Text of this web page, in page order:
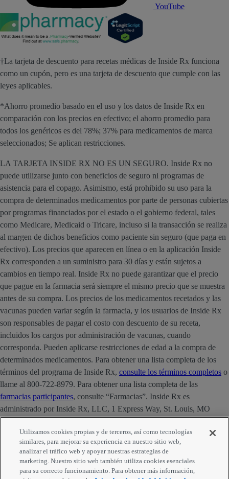
YouTube
†La tarjeta de descuento para recetas médicas de Inside Rx funciona
como un cupón, pero es una tarjeta de descuento que cumple con las
leyes aplicables.
*Ahorro promedio basado en el uso y los datos de Inside Rx en
comparación con los precios en efectivo; el ahorro promedio para
todos los genéricos es del 78%; 37% para medicamentos de marca
seleccionados; Se aplican restricciones.
LA TARJETA INSIDE RX NO ES UN SEGURO. Inside Rx no
puede utilizarse junto con beneficios de seguro ni programas de
asistencia para el copago. Asimismo, está prohibido su uso para la
compra de determinados medicamentos por parte de personas cubiertas
por programas financiados por el estado o el gobierno federal, tales
como Medicare, Medicaid o Tricare, incluso si la transacción se realiza
al margen de dichos beneficios como paciente sin seguro (que paga en
efectivo). Los precios que aparecen en línea o en la aplicación Inside
Rx corresponden a un suministro para 30 días y están sujetos a
cambios en tiempo real. Inside Rx no puede garantizar que el precio
que pague en la farmacia será siempre el mismo precio que se muestra
antes de su compra. Los precios de los medicamentos recetados y las
vacunas pueden variar según la farmacia, y los usuarios de Inside Rx
son responsables de pagar el costo con descuento de su receta,
incluidos los cargos por administración de vacunas, cuando
corresponda. Pueden aplicarse restricciones de edad a la compra de
determinados medicamentos. Para obtener una lista completa de los
términos del programa de Inside Rx, consulte los términos completos o
llame al 800-722-8979. Para obtener una lista completa de las
farmacias participantes, consulte “Farmacias”. Inside Rx es
administrado por Inside Rx, LLC, 1 Express Way, St. Louis, MO
Strategic Development, Inc.
Utilizamos cookies propias y de terceros, así como tecnologías
similares, para mejorar su experiencia en nuestro sitio web,
analizar el tráfico web y apoyar nuestras estrategias de
marketing. Nuestro sitio web también utiliza cookies esenciales
para su correcto funcionamiento. Para obtener más información,